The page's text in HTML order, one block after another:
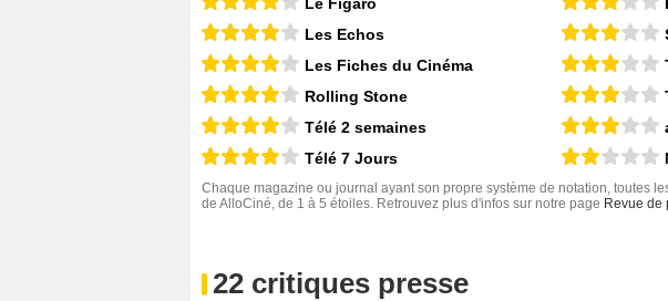
Les Echos
Les Fiches du Cinéma
Rolling Stone
Télé 2 semaines
Télé 7 Jours
Chaque magazine ou journal ayant son propre système de notation, toutes
de AlloCiné, de 1 à 5 étoiles. Retrouvez plus d'infos sur notre page Revue de
22 critiques presse